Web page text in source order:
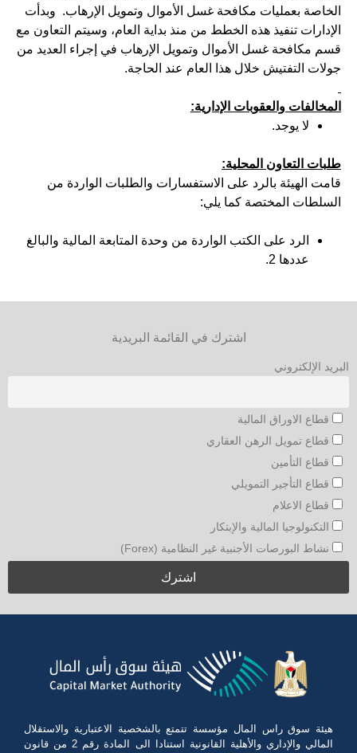
الخاصة بعمليات مكافحة غسل الأموال وتمويل الإرهاب. وبدأت
الإدارات تنفيذ هذه الخطط من منذ بداية العام، وسيتم التعاون مع
قسم مكافحة غسل الأموال وتمويل الإرهاب في إجراء العديد من
جولات التفتيش خلال هذا العام عند الحاجة.
المخالفات والعقوبات الإدارية:
لا يوجد.
طلبات التعاون المحلية:
قامت الهيئة بالرد على الاستفسارات والطلبات الواردة من
السلطات المختصة كما يلي:
الرد على الكتب الواردة من وحدة المتابعة المالية والبالغ
عددها 2.
اشترك في القائمة البريدية
البريد الإلكتروني
قطاع الاوراق المالية
قطاع تمويل الرهن العقاري
قطاع التأمين
قطاع التأجير التمويلي
قطاع الاعلام
التكنولوجيا المالية والإبتكار
نشاط البورصات الأجنبية غير النظامية (Forex)
هيئة سوق راس المال مؤسسة تتمتع بالشخصية الاعتبارية والاستقلال
المالي والإداري والأهلية القانونية استنادا الى المادة رقم 2 من قانون